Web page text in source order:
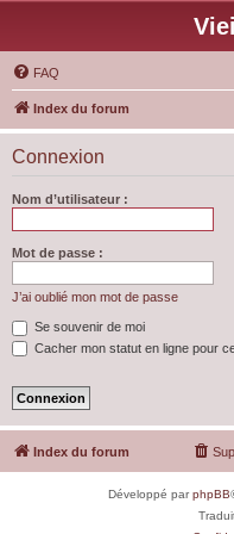
FAQ
Index du forum
Connexion
Nom d’utilisateur :
Mot de passe :
J’ai oublié mon mot de passe
Se souvenir de moi
Cacher mon statut en ligne pour
Index du forum
Développé parphpBB